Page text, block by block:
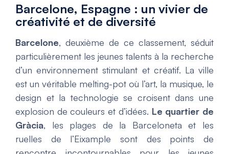
Barcelone, Espagne : un vivier de
créativité et de diversité
Barcelone, deuxième de ce classement, séduit
particulièrement les jeunes talents à la recherche
d’un environnement stimulant et créatif. La ville
est un véritable melting-pot où l’art, la musique, le
design et la technologie se croisent dans une
explosion de couleurs et d’idées. Le quartier de
Gràcia, les plages de la Barceloneta et les
ruelles de l’Eixample sont des points de